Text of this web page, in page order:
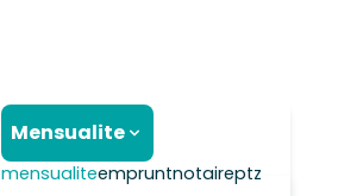
Mensualite
mensualiteempruntnotaireptz